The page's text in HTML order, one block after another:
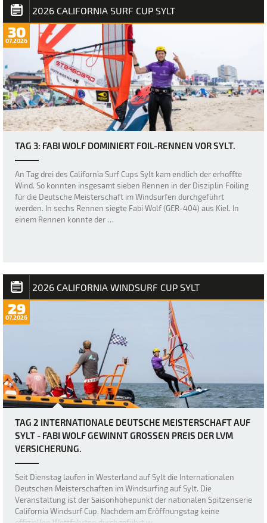
2026 CALIFORNIA SURF CUP SYLT
30
07.2026
TAG 3: FABI WOLF DOMINIERT FOIL-RENNEN VOR SYLT.
An Tag drei des California Surf Cups Sylt kam endlich der erhoffte
Wind. So konnten insgesamt sieben Rennen in der Disziplin Foiling
für die Deutsche Meisterschaft im Windsurfen durchgeführt
werden. In sechs Rennen siegte Fabi Wolf (GER-404) aus Kiel. In
einem Rennen konnte der …
2026 CALIFORNIA WINDSURF CUP SYLT
29
07.2026
TAG 2 INTERNATIONALE DEUTSCHE MEISTERSCHAFT AUF
SYLT - FABI WOLF GEWINNT GROSSEN PREIS DER LVM V
ERSICHERUNG.
Seit Dienstag laufen in Westerland auf Sylt die Internationalen
Deutschen Meisterschaften im Windsurfing auf Sylt. Die
Veranstaltung ist der Saisonhöhepunkt der nationalen Spitzenserie
California Windsurf Cup. Nachdem am Eröffnungstag keine